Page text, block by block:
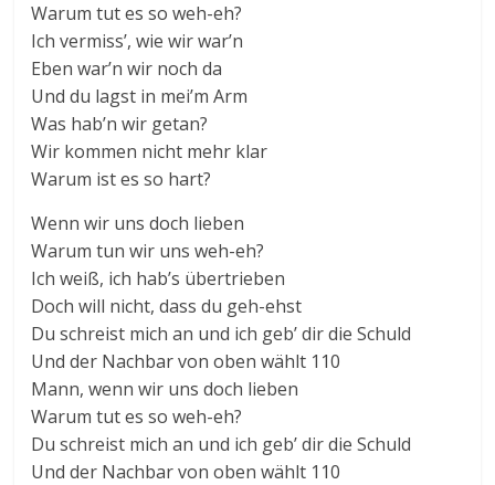
Warum tut es so weh-eh?
Ich vermiss’, wie wir war’n
Eben war’n wir noch da
Und du lagst in mei’m Arm
Was hab’n wir getan?
Wir kommen nicht mehr klar
Warum ist es so hart?
Wenn wir uns doch lieben
Warum tun wir uns weh-eh?
Ich weiß, ich hab’s übertrieben
Doch will nicht, dass du geh-ehst
Du schreist mich an und ich geb’ dir die Schuld
Und der Nachbar von oben wählt 110
Mann, wenn wir uns doch lieben
Warum tut es so weh-eh?
Du schreist mich an und ich geb’ dir die Schuld
Und der Nachbar von oben wählt 110